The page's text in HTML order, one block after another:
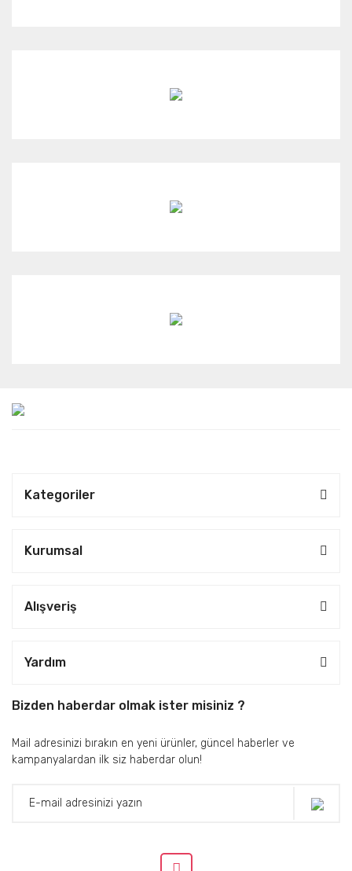
Kategoriler
Kurumsal
Alışveriş
Yardım
Bizden haberdar olmak ister misiniz ?
Mail adresinizi bırakın en yeni ürünler, güncel haberler ve
kampanyalardan ilk siz haberdar olun!